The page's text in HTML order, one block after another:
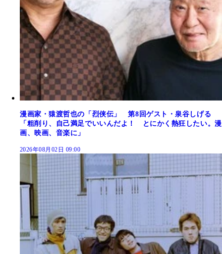
漫画家・猿渡哲也の「烈侠伝」 第8回ゲスト・泉谷しげる
「粗削り、自己満足でいいんだよ！ とにかく熱狂したい。漫
画、映画、音楽に」
2026年08月02日 09:00